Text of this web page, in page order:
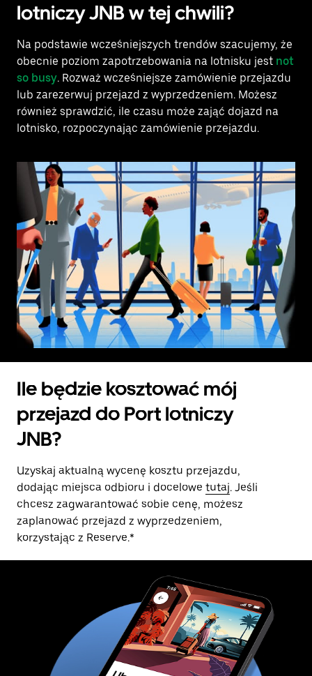
lotniczy JNB w tej chwili?
Na podstawie wcześniejszych trendów szacujemy, że
obecnie poziom zapotrzebowania na lotnisku jest not
so busy. Rozważ wcześniejsze zamówienie przejazdu
lub zarezerwuj przejazd z wyprzedzeniem. Możesz
również sprawdzić, ile czasu może zająć dojazd na
lotnisko, rozpoczynając zamówienie przejazdu.
Ile będzie kosztować mój
przejazd do Port lotniczy
JNB?
Uzyskaj aktualną wycenę kosztu przejazdu,
dodając miejsca odbioru i docelowe tutaj. Jeśli
chcesz zagwarantować sobie cenę, możesz
zaplanować przejazd z wyprzedzeniem,
korzystając z Reserve.*